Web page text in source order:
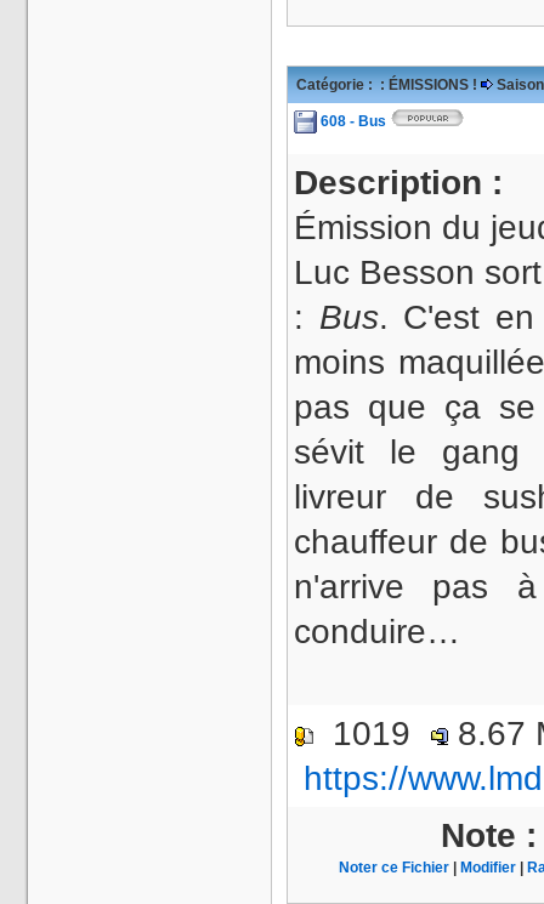
Catégorie : : ÉMISSIONS !
608 - Bus
Description :
Émission du
Luc Besson
: Bus. C'est
moins
pas que ça
sévit le gang
livreur de
chauffeur de
n'arrive pas
conduire…
1019
https://
Note
Noter ce Fichier Modifier